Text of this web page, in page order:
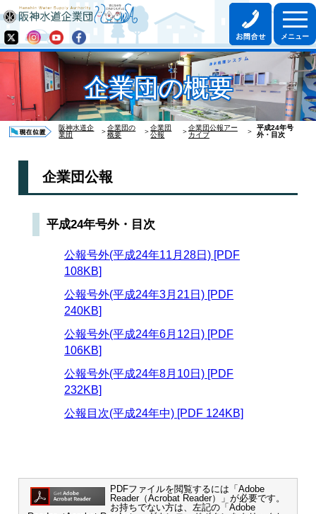
企業団の概要
阪神水道企
業団
＞企業団の
概要
＞企業団
公報
＞企業団公報アー
カイブ
＞
平成24年号
外・目次
企業団公報
平成24年号外・目次
公報号外(平成24年11月28日) [PDF
108KB]
公報号外(平成24年3月21日) [PDF
240KB]
公報号外(平成24年6月12日) [PDF
106KB]
公報号外(平成24年8月10日) [PDF
232KB]
公報目次(平成24年中) [PDF 124KB]
PDFファイルを閲覧するには「Adobe
Reader（Acrobat Reader）」が必要です。
お持ちでない方は、左記の「Adobe